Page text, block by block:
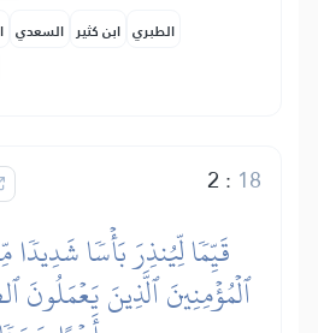
السعدي ابن كثير الطبري
2 : 18
قَيِّمٗا لِّيُنذِرَ بَأۡسٗا
ٱلۡمُؤۡمِنِينَ ٱلَّذِينَ